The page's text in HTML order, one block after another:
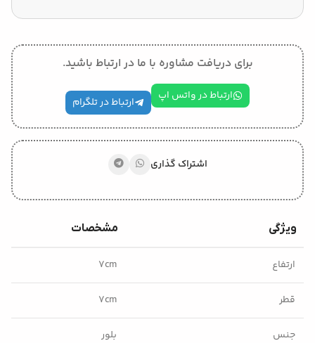
برای دریافت مشاوره با ما در ارتباط باشید.
ارتباط در واتس اپ ارتباط در تلگرام
اشتراک گذاری
ویژگی مشخصات
ارتفاع ۷cm
قطر ۷cm
جنس بلور